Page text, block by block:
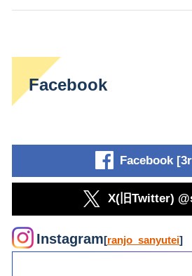
Facebook
Facebook
X(旧Twitter)
Instagram[ranjo_sanyutei]